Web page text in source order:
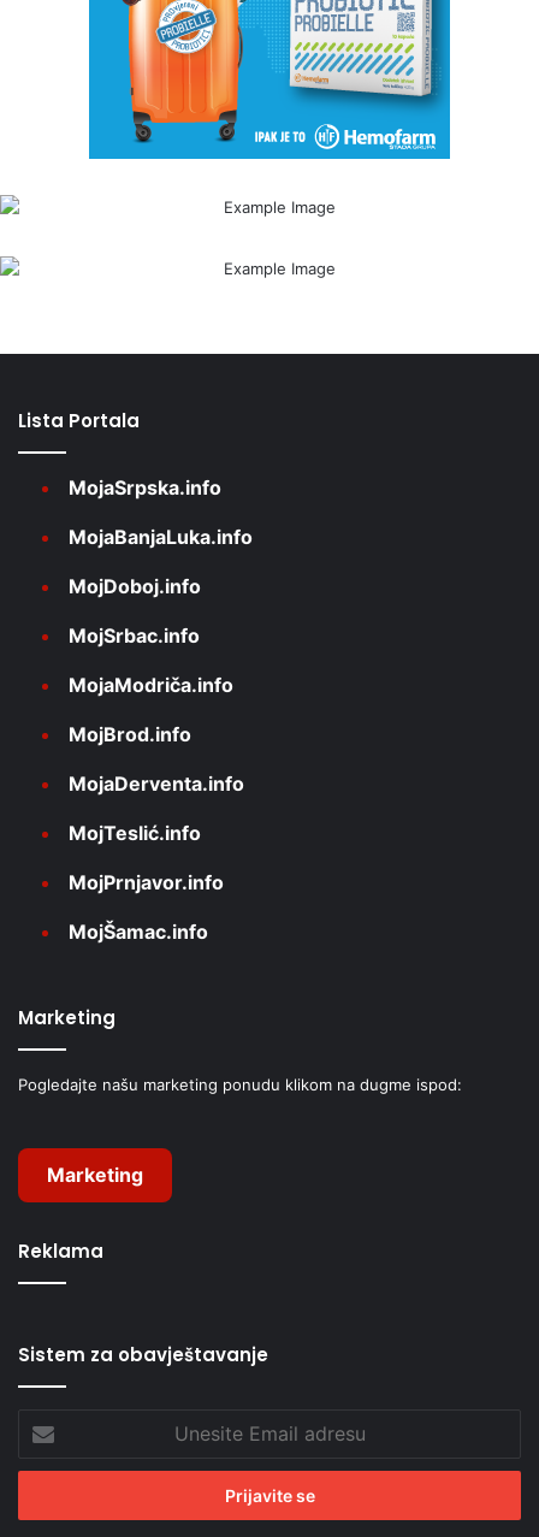
Lista Portala
MojaSrpska.info
MojaBanjaLuka.info
MojDoboj.info
MojSrbac.info
MojaModriča.info
MojBrod.info
MojaDerventa.info
MojTeslić.info
MojPrnjavor.info
MojŠamac.info
Marketing
Pogledajte našu marketing ponudu klikom na dugme ispod:
Marketing
Reklama
Sistem za obavještavanje
Email
adresu